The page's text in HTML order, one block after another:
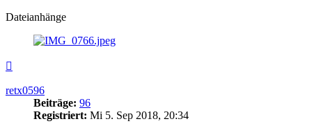
Dateianhänge
retx0596
Beiträge: 96
Registriert: Mi 5. Sep 2018, 20:34